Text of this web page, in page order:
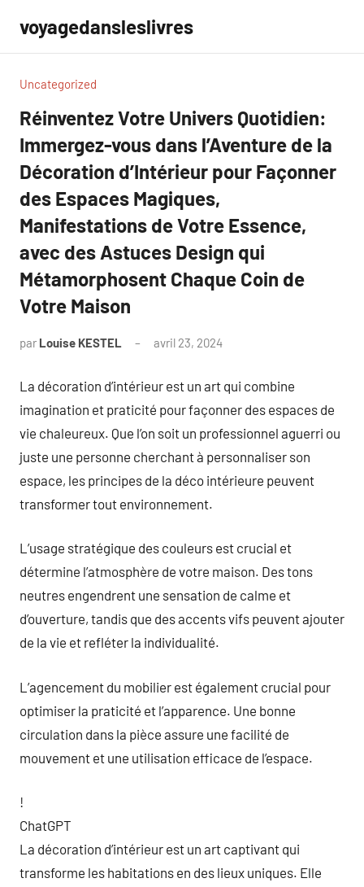
contenu
voyagedansleslivres
Uncategorized
Réinventez Votre Univers Quotidien:
Immergez-vous dans l’Aventure de la
Décoration d’Intérieur pour Façonner
des Espaces Magiques,
Manifestations de Votre Essence,
avec des Astuces Design qui
Métamorphosent Chaque Coin de
Votre Maison
par Louise KESTEL avril 23, 2024
La décoration d’intérieur est un art qui combine
imagination et praticité pour façonner des espaces de
vie chaleureux. Que l’on soit un professionnel aguerri ou
juste une personne cherchant à personnaliser son
espace, les principes de la déco intérieure peuvent
transformer tout environnement.
L’usage stratégique des couleurs est crucial et
détermine l’atmosphère de votre maison. Des tons
neutres engendrent une sensation de calme et
d’ouverture, tandis que des accents vifs peuvent ajouter
de la vie et refléter la individualité.
L’agencement du mobilier est également crucial pour
optimiser la praticité et l’apparence. Une bonne
circulation dans la pièce assure une facilité de
mouvement et une utilisation efficace de l’espace.
!
ChatGPT
La décoration d’intérieur est un art captivant qui
transforme les habitations en des lieux uniques. Elle